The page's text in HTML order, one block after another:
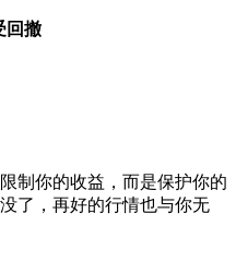
回撤
制你的收益，而是保护你的
了，再好的行情也与你无